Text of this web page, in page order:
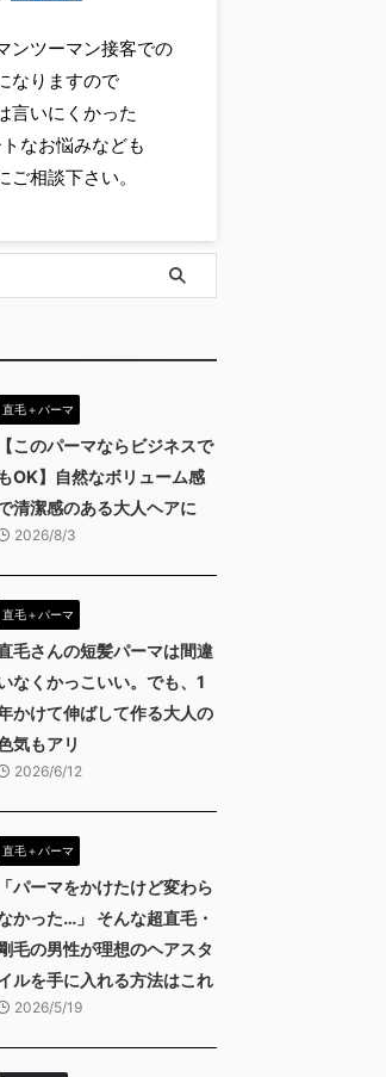
ンツーマン接客での
なりますので
言いにくかった
なお悩みなども
ご相談下さい。
直毛＋パーマ
【このパーマならビジネスで
もOK】自然なボリューム感
清潔感のある大人ヘアに
2026/8/3
直毛＋パーマ
毛さんの短髪パーマは間違
なくかっこいい。でも、1
かけて伸ばして作る大人の
気もアリ
2026/6/12
直毛＋パーマ
「パーマをかけたけど変わら
かった…」 そんな超直毛・
毛の男性が理想のヘアスタ
ルを手に入れる方法はこれ
2026/5/19